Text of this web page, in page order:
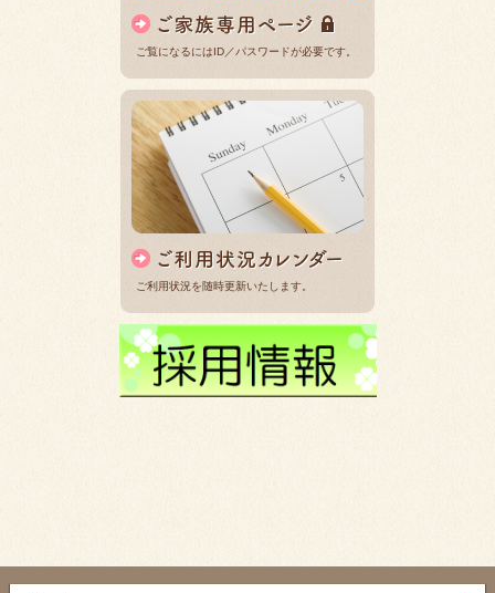
ご覧になるにはID／パスワードが必要です。
ご利用状況を随時更新いたします。